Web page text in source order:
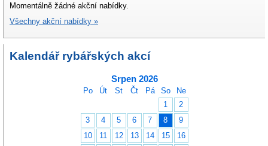
Momentálně žádné akční nabídky.
Všechny akční nabídky »
Kalendář rybářských akcí
Srpen 2026
Po Út St Čt Pá So
Ne
1
2
3
4 5 6 7 8
9
10
11 12 13 14 15
16